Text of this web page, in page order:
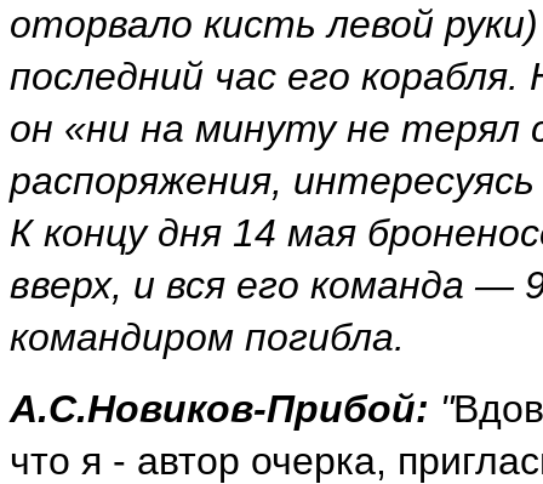
оторвало кисть левой
последний час его
он «ни на минуту не терял
распоряжения,
К концу дня 14 мая
вверх, и вся его команда —
командиром погибла.
А.С.Новиков-Прибой: "
что я - автор очерка,